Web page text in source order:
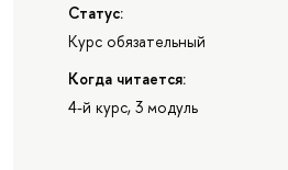
Статус:
Курс обязательный
Когда читается:
4-й курс, 3 модуль